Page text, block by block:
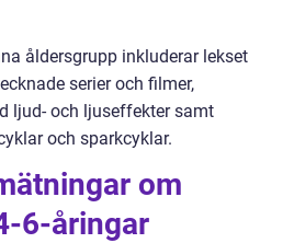
åldersgrupp inkluderar lekset
serier och filmer,
ljud- och ljuseffekter samt
och sparkcyklar.
om
6-åringar